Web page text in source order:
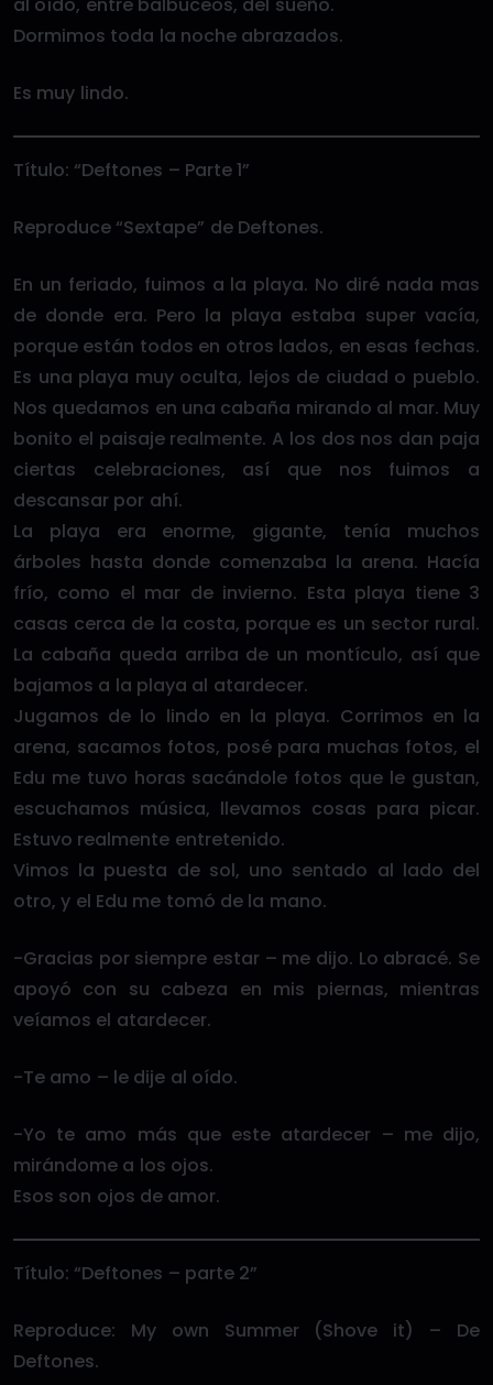
Dormimos toda la noche abrazados.
Es muy lindo.
Título: “Deftones – Parte 1”
Reproduce “Sextape” de Deftones.
En un feriado, fuimos a la playa. No diré nada mas
de donde era. Pero la playa estaba super vacía,
porque están todos en otros lados, en esas fechas.
Es una playa muy oculta, lejos de ciudad o pueblo.
Nos quedamos en una cabaña mirando al mar. Muy
bonito el paisaje realmente. A los dos nos dan paja
ciertas celebraciones, así que nos fuimos a
descansar por ahí.
La playa era enorme, gigante, tenía muchos
árboles hasta donde comenzaba la arena. Hacía
frío, como el mar de invierno. Esta playa tiene 3
casas cerca de la costa, porque es un sector rural.
La cabaña queda arriba de un montículo, así que
bajamos a la playa al atardecer.
Jugamos de lo lindo en la playa. Corrimos en la
arena, sacamos fotos, posé para muchas fotos, el
Edu me tuvo horas sacándole fotos que le gustan,
escuchamos música, llevamos cosas para picar.
Estuvo realmente entretenido.
Vimos la puesta de sol, uno sentado al lado del
otro, y el Edu me tomó de la mano.
-Gracias por siempre estar – me dijo. Lo abracé. Se
apoyó con su cabeza en mis piernas, mientras
veíamos el atardecer.
-Te amo – le dije al oído.
-Yo te amo más que este atardecer – me dijo,
mirándome a los ojos.
Esos son ojos de amor.
Título: “Deftones – parte 2”
Reproduce: My own Summer (Shove it) – De
Deftones.